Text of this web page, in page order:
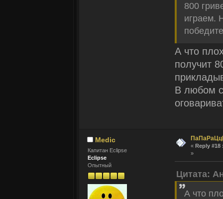
800
играем.
А что
получит
В любом
Medic
Капитан Eclipse
Eclipse
Опытный
« Reply #18
»
Цитата:
А что